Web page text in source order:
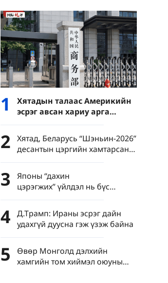
1
Хятадын талаас Америкийн
эсрэг авсан хариу арга
хэмжээ ямар дохио өгч
байна вэ?
2
Хятад, Беларусь “Шэньин-2026”
десантын цэргийн хамтарсан
сургуулилалт зохион байгуулна
3
Японы “дахин
цэрэгжих” үйлдэл нь бүс
нутгийн энх тайван, тогтвортой
байдалд заналхийлж байна
4
Д.Трамп: Ираны эсрэг дайн
удахгүй дуусна гэж үзэж байна
5
Өвөр Монголд дэлхийн
хамгийн том хиймэл оюуны